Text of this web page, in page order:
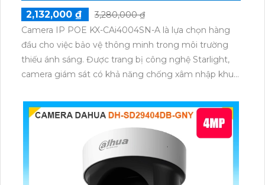
2,132,000 ₫
3,280,000 ₫
Camera IP POE KX-CAi4004SN-A là lựa chọn hàng
đầu cho việc bảo vệ thông minh trong môi trường
thiếu ánh sáng. Được trang bị công nghệ Starlight,
camera giám sát có khả năng chống xâm nhập khu
Với giá cả phải chăng, đây là sự lựa chọn lý tưởng cho
công việc giám sát an ninh hàng ngày.